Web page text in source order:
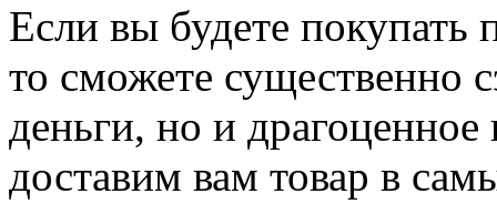
Если вы будете
то сможете существенно
деньги, но и
доставим вам товар в